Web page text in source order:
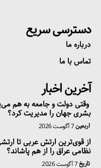
دسترسی سریع
درباره ما
تماس با ما
آخرین اخبار
وقتی دولت و جامعه به هم
بشری جهان را مدیریت کرد؟
اربعین7 آگوست 2026
از قوی‌ترین ارتش عربی تا
نظامی عراق را از هم پاشاند؟
تاریخ7 آگوست 2026